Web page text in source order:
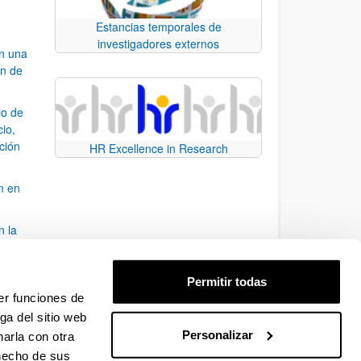
funciones de
del sitio web
con otra
de sus
Permitir todas
Personalizar
una
de
de
en
la
desplazarse.
Estancias temporales de
investigadores externos
HR Excellence in Research